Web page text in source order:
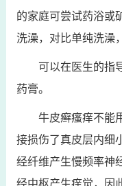
的家庭可尝试药浴或
洗澡，对比单纯洗澡
可以在医生的指
药膏。
牛皮癣瘙痒不能
接损伤了真皮层内细
经纤维产生慢频率神
经中枢产生痒觉，因